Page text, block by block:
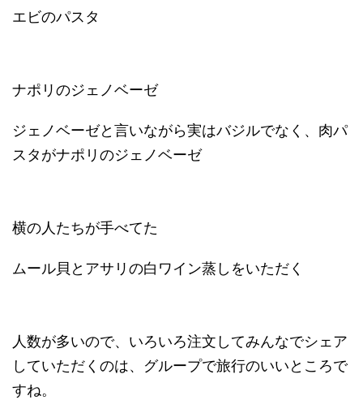
エビのパスタ
ナポリのジェノベーゼ
ジェノベーゼと言いながら実はバジルでなく、肉パ
スタがナポリのジェノベーゼ
横の人たちが手べてた
ムール貝とアサリの白ワイン蒸しをいただく
人数が多いので、いろいろ注文してみんなでシェア
していただくのは、グループで旅行のいいところで
すね。